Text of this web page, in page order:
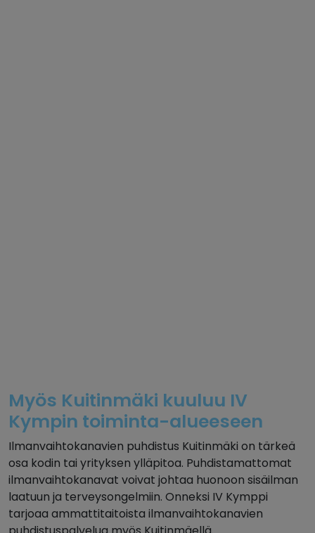
Myös Kuitinmäki kuuluu IV
Kympin toiminta-alueeseen
Ilmanvaihtokanavien puhdistus Kuitinmäki on tärkeä
osa kodin tai yrityksen ylläpitoa. Puhdistamattomat
ilmanvaihtokanavat voivat johtaa huonoon sisäilman
laatuun ja terveysongelmiin. Onneksi IV Kymppi
tarjoaa ammattitaitoista ilmanvaihtokanavien